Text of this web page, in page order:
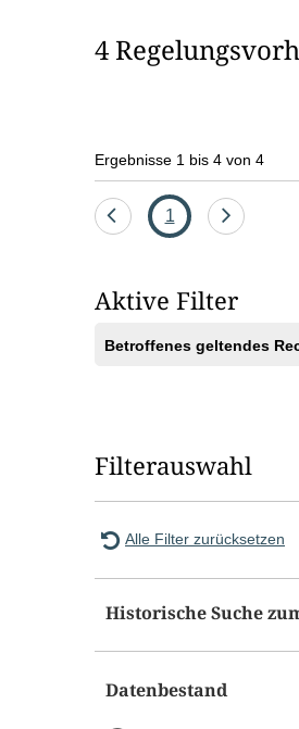
x
4
Ergebnisse 1 bis 4 von 4
Eine
Seite
1
Eine
Aktive Filter
Betroffenes geltendes
Filterauswahl
Alle Filter zurücksetzen
Historische Suche
Datenbestand